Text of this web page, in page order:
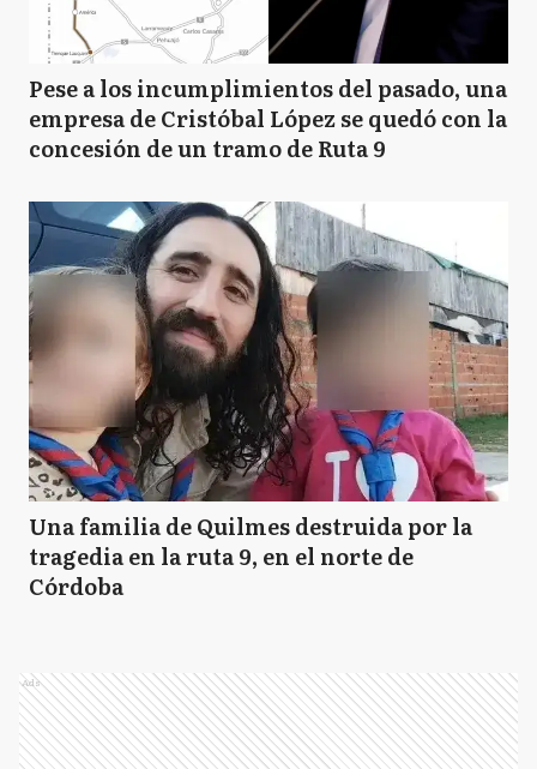
Pese a los incumplimientos del pasado, una
empresa de Cristóbal López se quedó con la
concesión de un tramo de Ruta 9
Una familia de Quilmes destruida por la
tragedia en la ruta 9, en el norte de
Córdoba
Ads